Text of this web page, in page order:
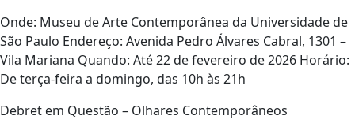
Onde: Museu de Arte Contemporânea da Universidade de
São Paulo Endereço: Avenida Pedro Álvares Cabral, 1301 –
Vila Mariana Quando: Até 22 de fevereiro de 2026 Horário:
De terça-feira a domingo, das 10h às 21h
Debret em Questão – Olhares Contemporâneos